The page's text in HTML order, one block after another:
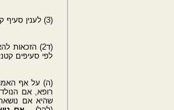
(3) לענין סעיף קטן זה,
לפי סעיפים קטנים (ב1)(1) ו-(ד)(1) לא יעלו יחד
(ה) על אף